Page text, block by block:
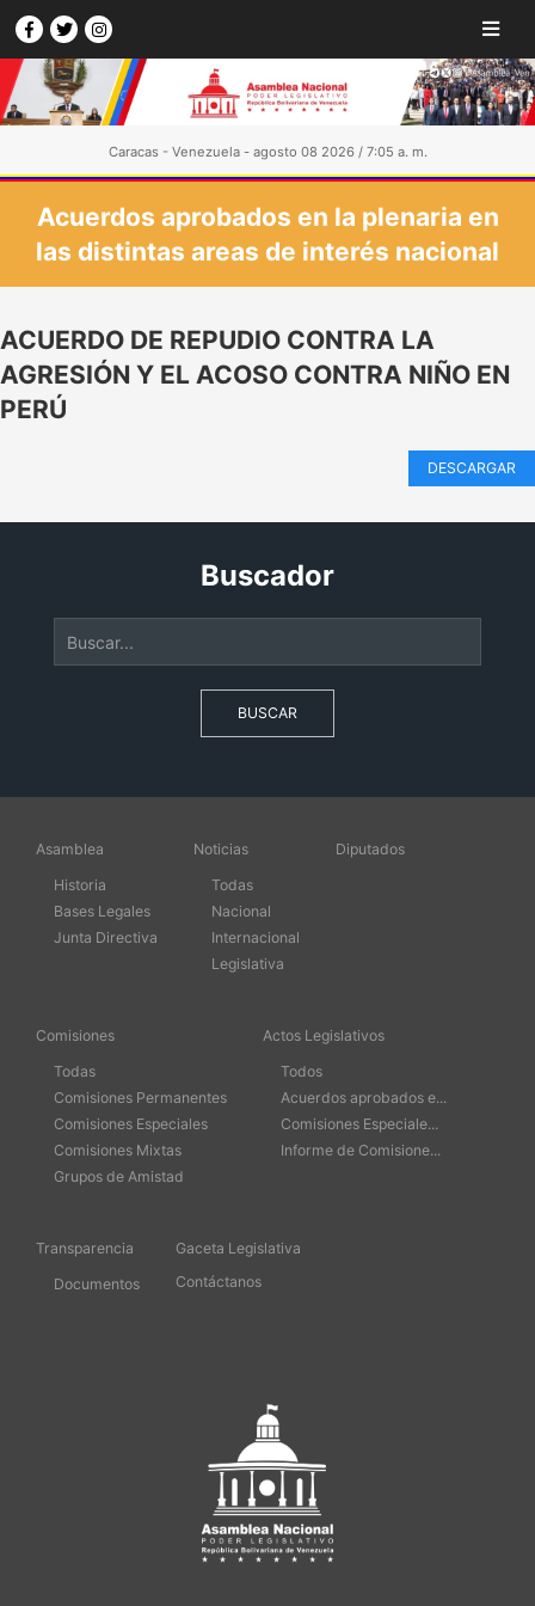
Caracas - Venezuela - agosto 08 2026 / 7:05 a. m.
Acuerdos aprobados en la plenaria en
las distintas areas de interés nacional
ACUERDO DE REPUDIO CONTRA LA
AGRESIÓN Y EL ACOSO CONTRA NIÑO EN
PERÚ
DESCARGAR
Buscador
BUSCAR
Asamblea
Historia
Bases Legales
Junta Directiva
Noticias
Todas
Nacional
Internacional
Legislativa
Diputados
Comisiones
Todas
Comisiones Permanentes
Comisiones Especiales
Comisiones Mixtas
Grupos de Amistad
Actos Legislativos
Todos
Acuerdos aprobados e...
Comisiones Especiale...
Informe de Comisione...
Transparencia
Documentos
Gaceta Legislativa
Contáctanos